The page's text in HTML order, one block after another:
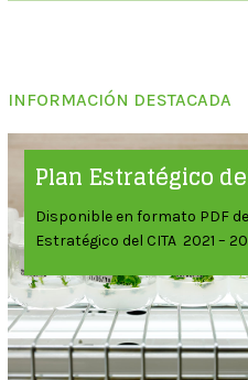
INFORMACIÓN DESTACADA
Plan Estratégico
Disponible en formato PDF
Estratégico del CITA 2021 –